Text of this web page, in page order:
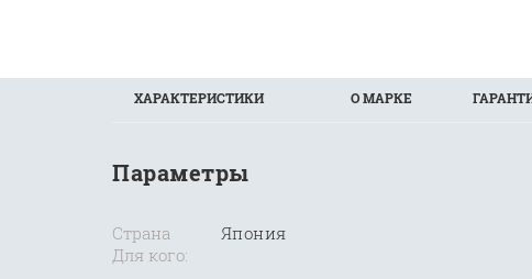
ХАРАКТЕРИСТИКИ О МАРКЕ
Параметры
Страна
Для кого:
Япония